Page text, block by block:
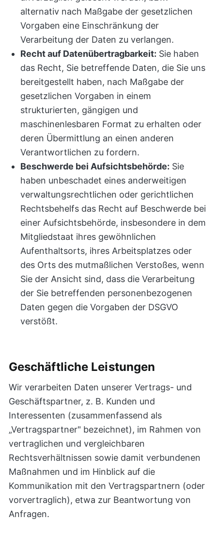
alternativ nach Maßgabe der gesetzlichen
Vorgaben eine Einschränkung der
Verarbeitung der Daten zu verlangen.
Recht auf Datenübertragbarkeit: Sie haben
das Recht, Sie betreffende Daten, die Sie uns
bereitgestellt haben, nach Maßgabe der
gesetzlichen Vorgaben in einem
strukturierten, gängigen und
maschinenlesbaren Format zu erhalten oder
deren Übermittlung an einen anderen
Verantwortlichen zu fordern.
Beschwerde bei Aufsichtsbehörde: Sie
haben unbeschadet eines anderweitigen
verwaltungsrechtlichen oder gerichtlichen
Rechtsbehelfs das Recht auf Beschwerde bei
einer Aufsichtsbehörde, insbesondere in dem
Mitgliedstaat ihres gewöhnlichen
Aufenthaltsorts, ihres Arbeitsplatzes oder
des Orts des mutmaßlichen Verstoßes, wenn
Sie der Ansicht sind, dass die Verarbeitung
der Sie betreffenden personenbezogenen
Daten gegen die Vorgaben der DSGVO
verstößt.
Geschäftliche Leistungen
Wir verarbeiten Daten unserer Vertrags- und
Geschäftspartner, z. B. Kunden und
Interessenten (zusammenfassend als
„Vertragspartner" bezeichnet), im Rahmen von
vertraglichen und vergleichbaren
Rechtsverhältnissen sowie damit verbundenen
Maßnahmen und im Hinblick auf die
Kommunikation mit den Vertragspartnern (oder
vorvertraglich), etwa zur Beantwortung von
Anfragen.